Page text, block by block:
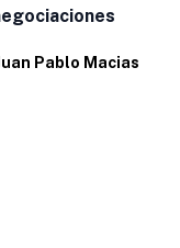
Pablo Macias